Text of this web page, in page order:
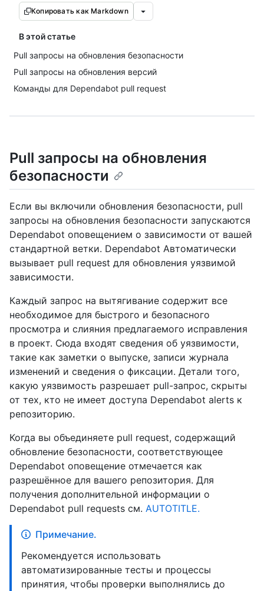
Копировать как Markdown
В этой статье
Pull запросы на обновления безопасности
Pull запросы на обновления версий
Команды для Dependabot pull request
Pull запросы на обновления
безопасности
Если вы включили обновления безопасности, pull
запросы на обновления безопасности запускаются
Dependabot оповещением о зависимости от вашей
стандартной ветки. Dependabot Автоматически
вызывает pull request для обновления уязвимой
зависимости.
Каждый запрос на вытягивание содержит все
необходимое для быстрого и безопасного
просмотра и слияния предлагаемого исправления
в проект. Сюда входят сведения об уязвимости,
такие как заметки о выпуске, записи журнала
изменений и сведения о фиксации. Детали того,
какую уязвимость разрешает pull-запрос, скрыты
от тех, кто не имеет доступа Dependabot alerts к
репозиторию.
Когда вы объединяете pull request, содержащий
обновление безопасности, соответствующее
Dependabot оповещение отмечается как
разрешённое для вашего репозитория. Для
получения дополнительной информации о
Dependabot pull requests см. AUTOTITLE.
Примечание.
Рекомендуется использовать
автоматизированные тесты и процессы
принятия, чтобы проверки выполнялись до